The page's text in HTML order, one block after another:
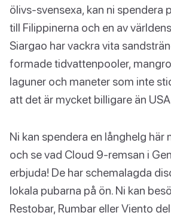
ölivs-svensexa, kan ni spendera
till Filippinerna och en av
Siargao har vackra vita
formade tidvattenpooler,
laguner och maneter som inte
att det är mycket billigare än
Ni kan spendera en långhelg här
och se vad Cloud 9-remsan i
erbjuda! De har schemalagda
lokala pubarna på ön. Ni kan
Restobar, Rumbar eller Viento